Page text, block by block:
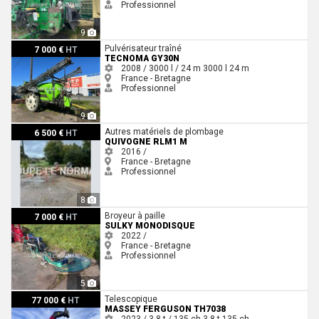
9
Professionnel
7 000 € HT
9
Tecnoma GY30N
Pulvérisateur traîné
TECNOMA GY30N
2008 / 3000 l / 24 m 3000 l 24 m
France - Bretagne
Professionnel
6 500 € HT
8
Quivogne Rlm1 m
Autres matériels de plombage
QUIVOGNE RLM1 M
2016 /
France - Bretagne
Professionnel
7 000 € HT
5
Sulky MONODISQUE
Broyeur à paille
SULKY MONODISQUE
2022 /
France - Bretagne
Professionnel
77 000 € HT
Massey Ferguson TH7038Telescopique
MASSEY FERGUSON TH7038